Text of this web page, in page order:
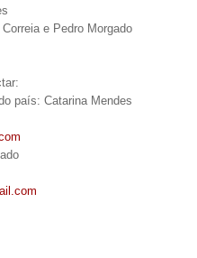
e Pedro Morgado
país: Catarina Mendes